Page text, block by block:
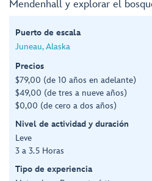
Mendenhall y explorar el
Puerto de escala
Juneau, Alaska
Precios
$79,00 (de 10 años en adelante)
$49,00 (de tres a nueve años)
$0,00 (de cero a dos años)
Nivel de actividad y duración
Leve
3 a 3.5 Horas
Tipo de experiencia